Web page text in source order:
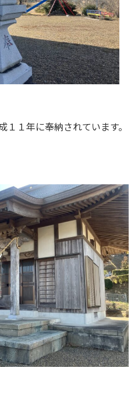
１年に奉納されています。